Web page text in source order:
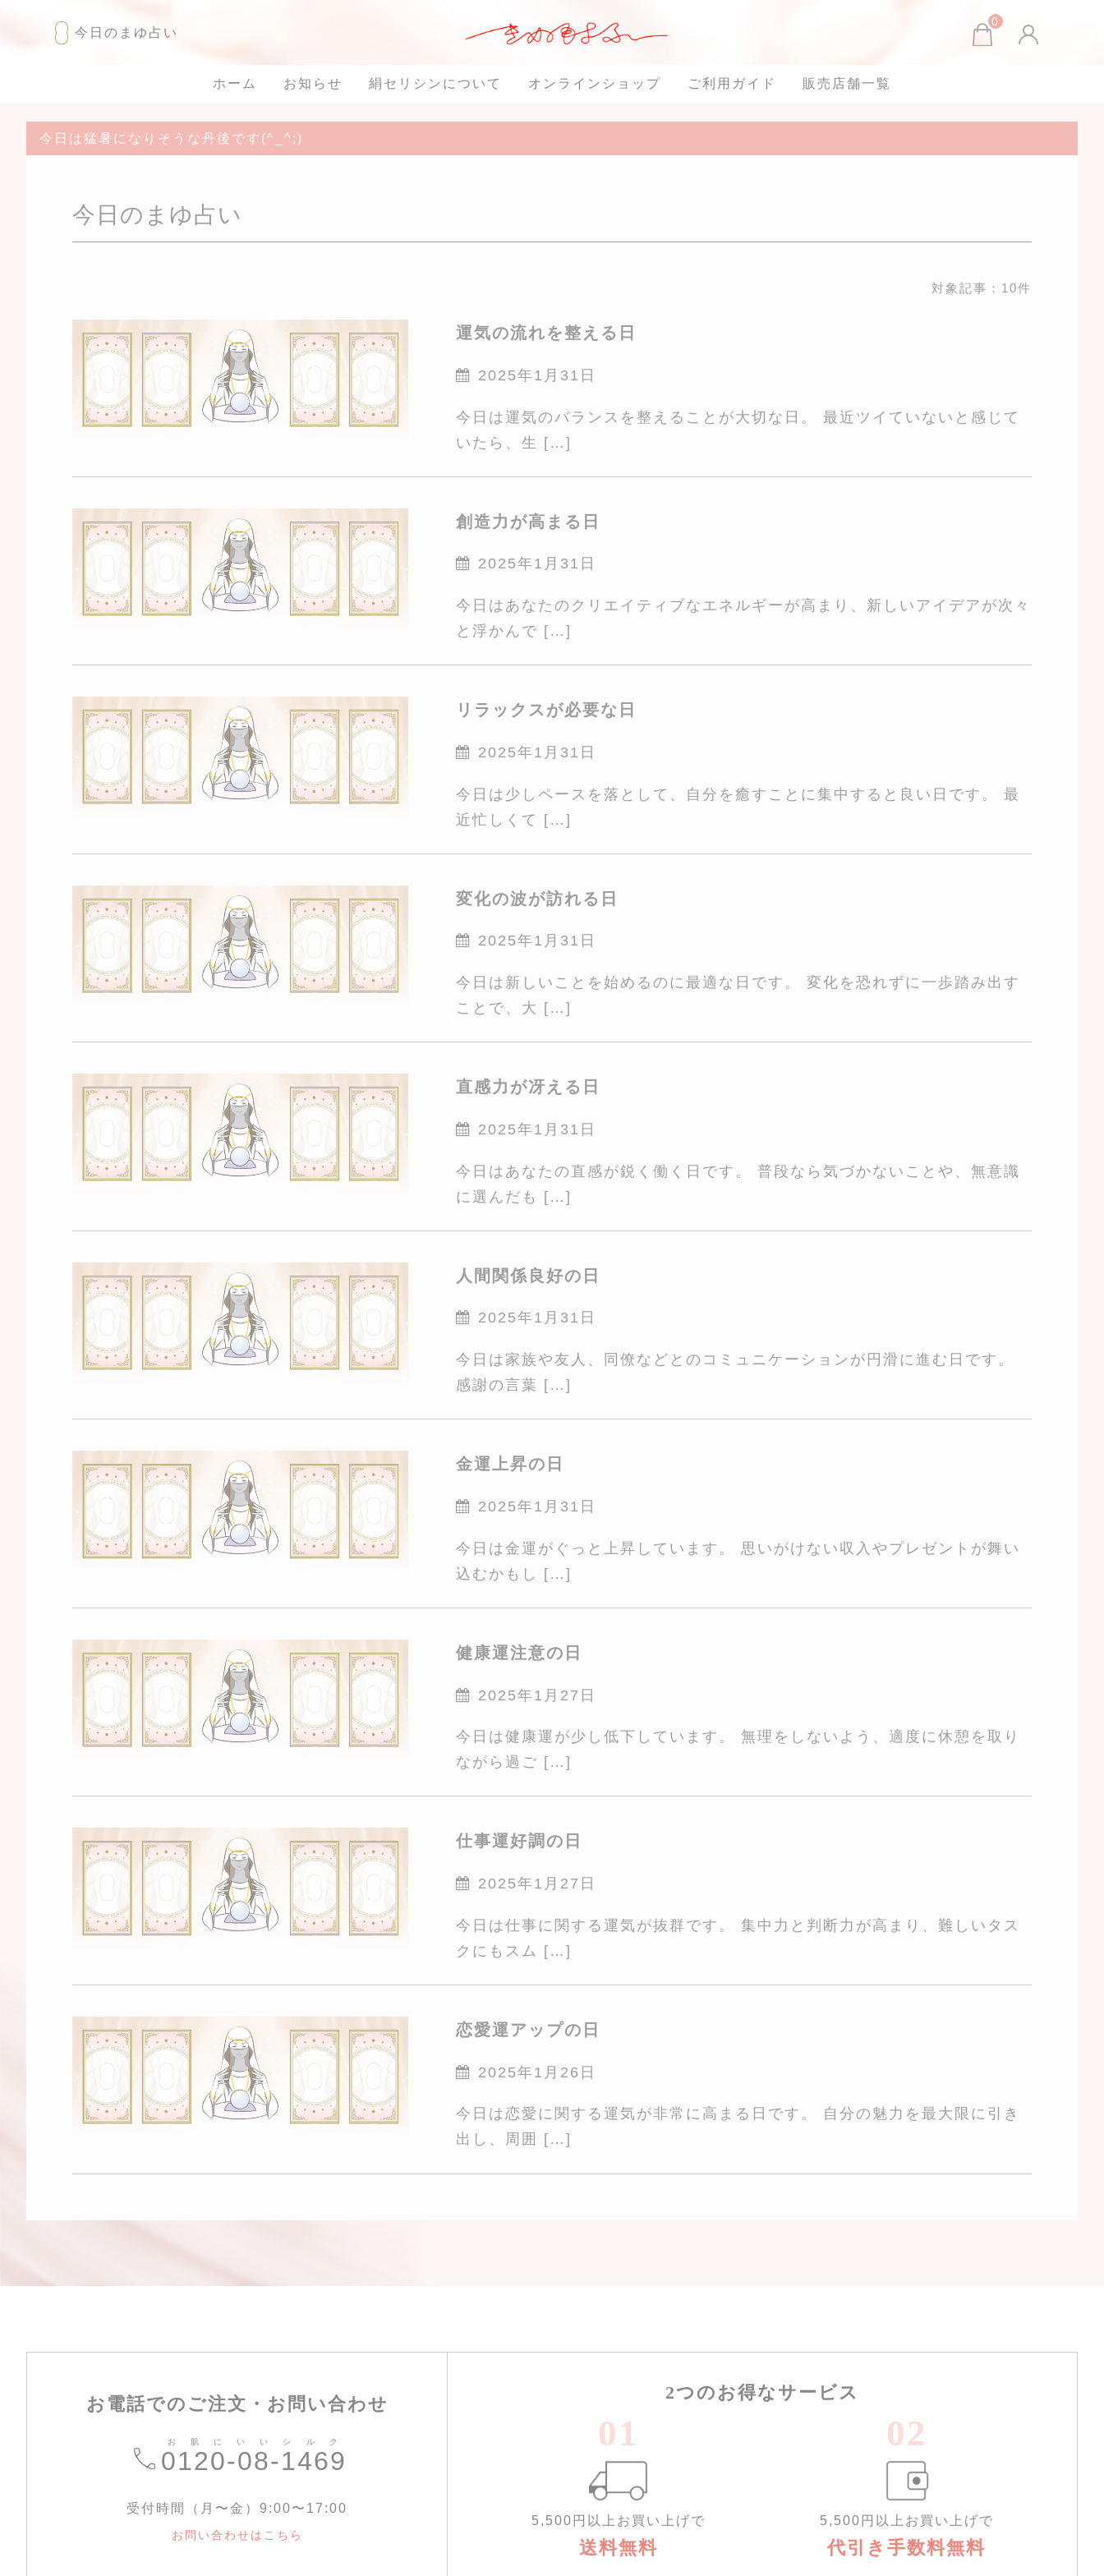
今日の まゆ占い
0
ホーム お知らせ 絹セリシンについて オンラインショップ ご利用ガイド 販売店舗一覧
今日は猛暑になりそうな丹後です(^_^;)
今日のまゆ占い
対象記事：10件
運気の流れを整える日
2025年1月31日
今日は運気のバランスを整えることが大切な日。 最近ツイていないと感じて
いたら、生 […]
創造力が高まる日
2025年1月31日
今日はあなたのクリエイティブなエネルギーが高まり、新しいアイデアが次々
と浮かんで […]
リラックスが必要な日
2025年1月31日
今日は少しペースを落として、自分を癒すことに集中すると良い日です。 最
近忙しくて […]
変化の波が訪れる日
2025年1月31日
今日は新しいことを始めるのに最適な日です。 変化を恐れずに一歩踏み出す
ことで、大 […]
直感力が冴える日
2025年1月31日
今日はあなたの直感が鋭く働く日です。 普段なら気づかないことや、無意識
に選んだも […]
人間関係良好の日
2025年1月31日
今日は家族や友人、同僚などとのコミュニケーションが円滑に進む日です。
感謝の言葉 […]
金運上昇の日
2025年1月31日
今日は金運がぐっと上昇しています。 思いがけない収入やプレゼントが舞い
込むかもし […]
健康運注意の日
2025年1月27日
今日は健康運が少し低下しています。 無理をしないよう、適度に休憩を取り
ながら過ご […]
仕事運好調の日
2025年1月27日
今日は仕事に関する運気が抜群です。 集中力と判断力が高まり、難しいタス
クにもスム […]
恋愛運アップの日
2025年1月26日
今日は恋愛に関する運気が非常に高まる日です。 自分の魅力を最大限に引き
出し、周囲 […]
お電話でのご注文・お問い合わせ
0120-08-1469
お肌にいいシルク
受付時間（月〜金）9:00〜17:00
お問い合わせはこちら
2つのお得なサービス
01
5,500円以上お買い上げで
送料無料
02
5,500円以上お買い上げで
代引き手数料無料